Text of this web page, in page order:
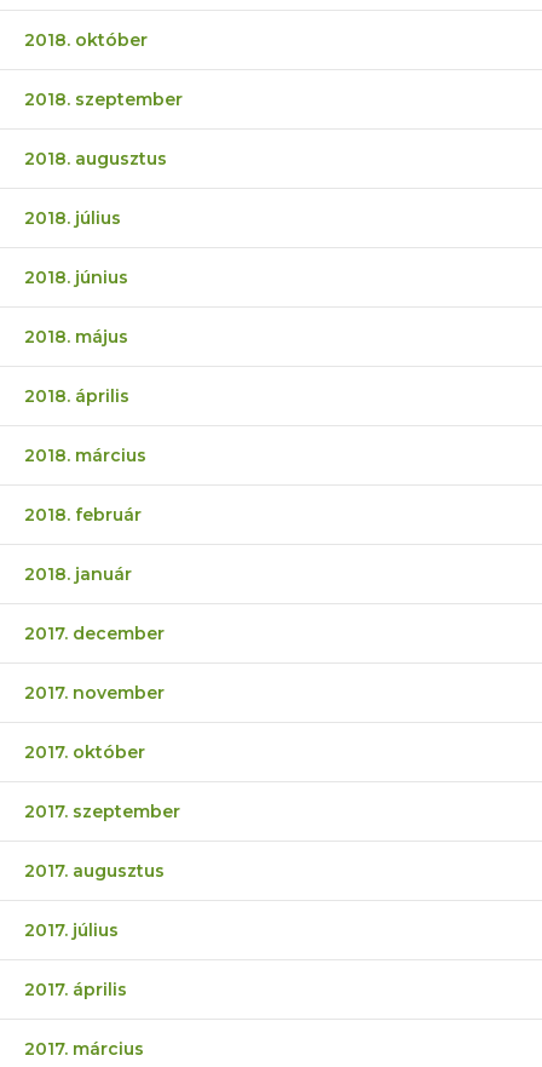
2018. október
2018. szeptember
2018. augusztus
2018. július
2018. június
2018. május
2018. április
2018. március
2018. február
2018. január
2017. december
2017. november
2017. október
2017. szeptember
2017. augusztus
2017. július
2017. április
2017. március